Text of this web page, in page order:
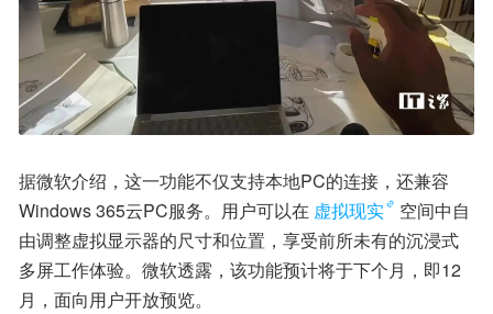
据微软介绍，这一功能不仅支持本地PC的连接，还兼容
Windows 365云PC服务。用户可以在 虚拟现实
空间中自
由调整虚拟显示器的尺寸和位置，享受前所未有的沉浸式
多屏工作体验。微软透露，该功能预计将于下个月，即12
月，面向用户开放预览。